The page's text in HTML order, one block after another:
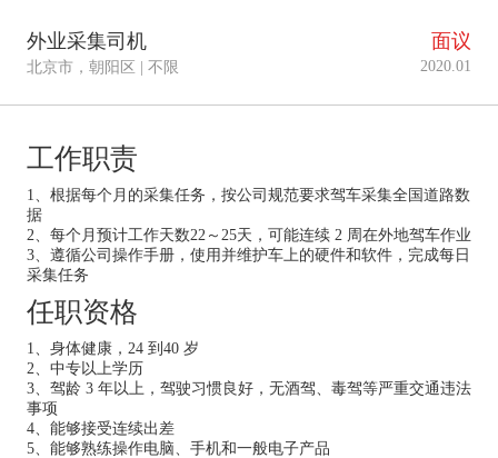
外业采集司机 面议
北京市，朝阳区 | 不限 2020.01
工作职责
1、根据每个月的采集任务，按公司规范要求驾车采集全国道路数
据
2、每个月预计工作天数22～25天，可能连续 2 周在外地驾车作业
3、遵循公司操作手册，使用并维护车上的硬件和软件，完成每日
采集任务
任职资格
1、身体健康，24 到40 岁
2、中专以上学历
3、驾龄 3 年以上，驾驶习惯良好，无酒驾、毒驾等严重交通违法
事项
4、能够接受连续出差
5、能够熟练操作电脑、手机和一般电子产品